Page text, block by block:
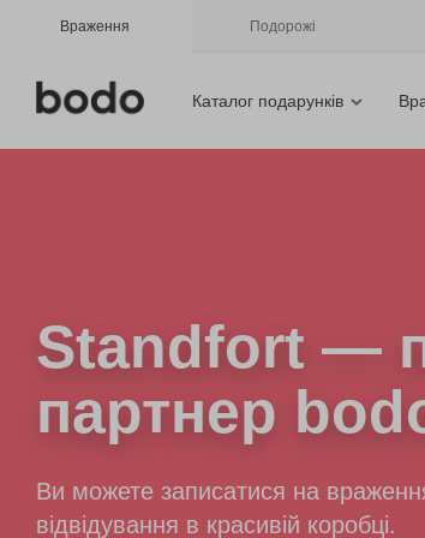
Враження Подорожі
Каталог подарунків
Standfort —
партнер
Ви можете записатися на
відвідування в красивій коробці.